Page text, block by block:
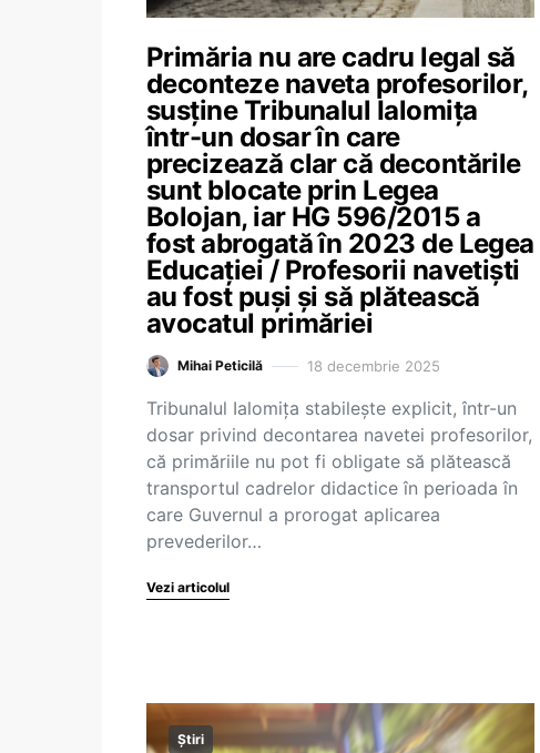
Primăria nu are cadru legal să
deconteze naveta profesorilor,
susține Tribunalul Ialomița
într-un dosar în care
precizează clar că decontările
sunt blocate prin Legea
Bolojan, iar HG 596/2015 a
fost abrogată în 2023 de Legea
Educației / Profesorii navetiști
au fost puși și să plătească
avocatul primăriei
Mihai Peticilă 18 decembrie 2025
Tribunalul Ialomița stabilește explicit, într-un
dosar privind decontarea navetei profesorilor,
că primăriile nu pot fi obligate să plătească
transportul cadrelor didactice în perioada în
care Guvernul a prorogat aplicarea
prevederilor…
Vezi articolul
Știri